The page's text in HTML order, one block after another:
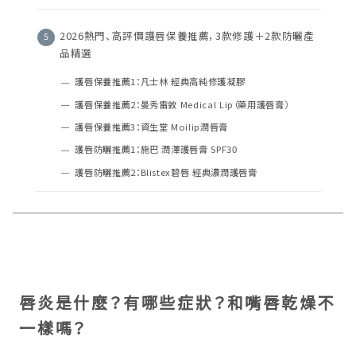
2026熱門、高評價護唇保養推薦，3款修護＋2款防曬產
品精選
護唇保養推薦1：凡士林 經典高純修護凝膠
護唇保養推薦2：曼秀雷敦 Medical Lip（藥用護唇膏）
護唇保養推薦3：資生堂 Moilip潤唇膏
護唇防曬推薦1：施巴 潤澤護唇膏 SPF30
護唇防曬推薦2：Blistex碧唇 經典濃潤護唇膏
唇炎是什麼？有哪些症狀？和嘴唇乾燥不
一樣嗎？